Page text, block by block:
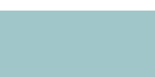
けしていきます🌼
#プロテクトフォ